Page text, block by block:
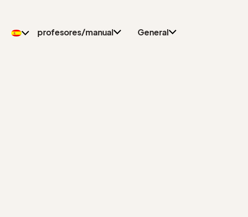
profesores/manual General